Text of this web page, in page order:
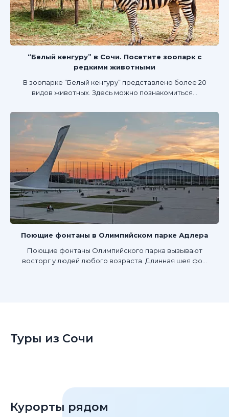
“Белый кенгуру” в Сочи. Посетите зоопарк с
редкими животными
В зоопарке “Белый кенгуру” представлено более 20
видов животных. Здесь можно познакомиться...
Поющие фонтаны в Олимпийском парке Адлера
Поющие фонтаны Олимпийского парка вызывают
восторг у людей любого возраста. Длинная шея фо...
Туры из Сочи
Курорты рядом